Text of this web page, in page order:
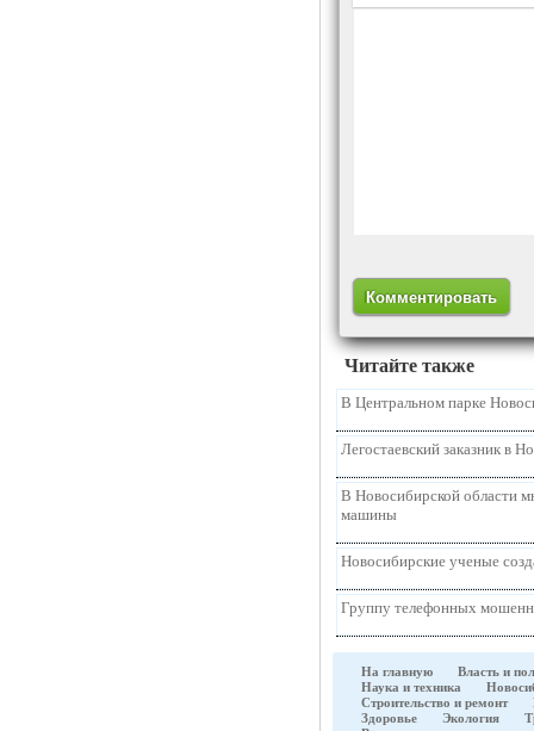
Читайте также
В Центральном парке
Легостаевский заказник в
В Новосибирской области
машины
Новосибирские ученые
Группу телефонных
На главную
Власть и
Наука и техника
Строительство и ремонт
Здоровье
Экология